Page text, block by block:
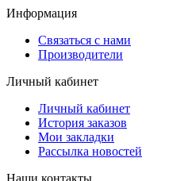
Информация
Связаться с нами
Производители
Личный кабинет
Личный кабинет
История заказов
Мои закладки
Рассылка новостей
Наши контакты